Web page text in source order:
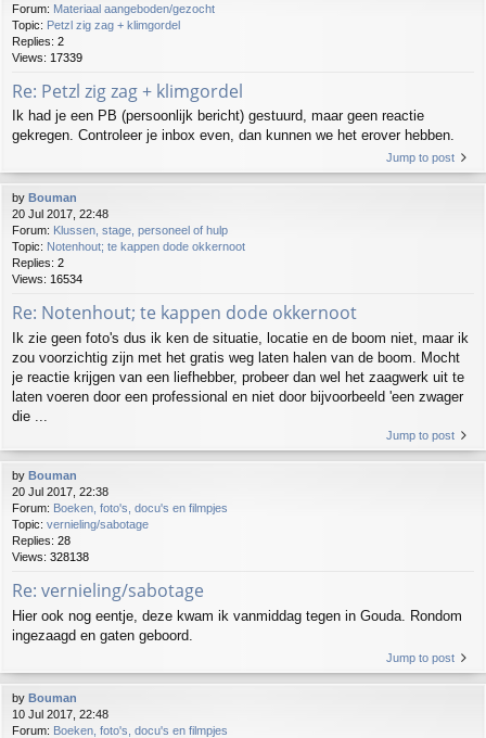
Forum: Materiaal aangeboden/gezocht
Topic: Petzl zig zag + klimgordel
Replies: 2
Views: 17339
Re: Petzl zig zag + klimgordel
Ik had je een PB (persoonlijk bericht) gestuurd, maar geen reactie
gekregen. Controleer je inbox even, dan kunnen we het erover hebben.
Jump to post
by Bouman
20 Jul 2017, 22:48
Forum: Klussen, stage, personeel of hulp
Topic: Notenhout; te kappen dode okkernoot
Replies: 2
Views: 16534
Re: Notenhout; te kappen dode okkernoot
Ik zie geen foto's dus ik ken de situatie, locatie en de boom niet, maar ik
zou voorzichtig zijn met het gratis weg laten halen van de boom. Mocht
je reactie krijgen van een liefhebber, probeer dan wel het zaagwerk uit te
laten voeren door een professional en niet door bijvoorbeeld 'een zwager
die ...
Jump to post
by Bouman
20 Jul 2017, 22:38
Forum: Boeken, foto's, docu's en filmpjes
Topic: vernieling/sabotage
Replies: 28
Views: 328138
Re: vernieling/sabotage
Hier ook nog eentje, deze kwam ik vanmiddag tegen in Gouda. Rondom
ingezaagd en gaten geboord.
Jump to post
by Bouman
10 Jul 2017, 22:48
Forum: Boeken, foto's, docu's en filmpjes